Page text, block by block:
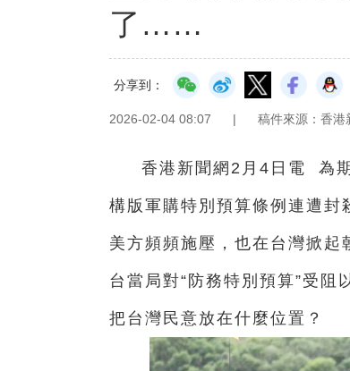
了……
分享到：
2026-02-04 08:07 | 稿件來源：香港
香港新聞網2月4日電 為
構版軍購特別預算條例連遭封
美方頻頻施壓，也在台灣掀
台當局對“防務特別預算”受阻
把台灣民意放在什麼位置？